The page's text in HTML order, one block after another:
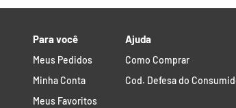
Para você
Meus Pedidos
Minha Conta
Meus Favoritos
Ajuda
Como Comprar
Cod. Defesa do